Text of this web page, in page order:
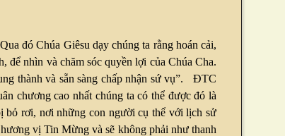
đó Chúa Giêsu dạy chúng ta rằng hoán cải,
để nhìn và chăm sóc quyền lợi của Chúa Cha.
thành và sẵn sàng chấp nhận sứ vụ”. ĐTC
chương cao nhất chúng ta có thể được đó là
bỏ rơi, nơi những con người cụ thể với lịch sử
vị Tin Mừng và sẽ không phải như thanh